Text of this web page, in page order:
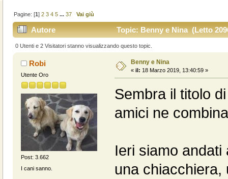
Pagine: [1]2 3 4 5 ...37 Vai giù
Autore Topic: Benny e Nina (Letto
0 Utenti e 2 Visitatori stanno visualizzando questo topic.
Robi
Utente Oro
Post: 3.662
I cani sanno.
Benny e Nina
« il: 18 Marzo 2019, 13:40:59 »
Sembra il titolo
amici ne
Ieri siamo andati
una chiacchiera,